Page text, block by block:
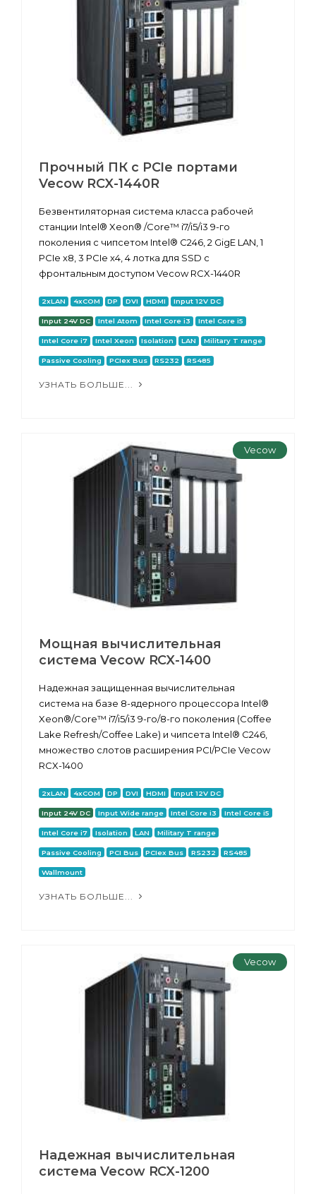
Прочный ПК с PCIe портами
Vecow RCX-1440R
Безвентиляторная система класса рабочей
станции Intel® Xeon® /Core™ i7/i5/i3 9-го
поколения с чипсетом Intel® C246, 2 GigE LAN, 1
PCIe x8, 3 PCIe x4, 4 лотка для SSD с
фронтальным доступом Vecow RCX-1440R
2xLAN 4xCOM DP DVI HDMI Input 12V DC
Input 24V DC Intel Atom Intel Core i3 Intel Core i5
Intel Core i7 Intel Xeon Isolation LAN Military T range
Passive Cooling PCIex Bus RS232 RS485
УЗНАТЬ БОЛЬШЕ...
Vecow
Мощная вычислительная
система Vecow RCX-1400
Надежная защищенная вычислительная
система на базе 8-ядерного процессора Intel®
Xeon®/Core™ i7/i5/i3 9-го/8-го поколения (Coffee
Lake Refresh/Coffee Lake) и чипсета Intel® C246,
множество слотов расширения PCI/PCIe Vecow
RCX-1400
2xLAN 4xCOM DP DVI HDMI Input 12V DC
Input 24V DC Input Wide range Intel Core i3 Intel Core i5
Intel Core i7 Isolation LAN Military T range
Passive Cooling PCI Bus PCIex Bus RS232 RS485
Wallmount
УЗНАТЬ БОЛЬШЕ...
Vecow
Надежная вычислительная
система Vecow RCX-1200